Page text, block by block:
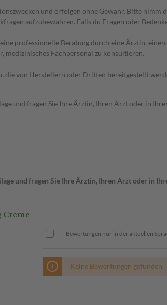
und erfolgen ohne Gewähr. Bitte
aufzubewahren. Falls du Fragen oder
professionelle Beratung durch eine Ärztin,
Fachpersonal zu konsultieren.
von Herstellern oder Dritten bereitgestellt
und fragen Sie Ihre Ärztin, Ihren Arzt oder in
und fragen Sie Ihre Ärztin, Ihren Arzt oder in
Bewertungen nur in der aktuellen
Keine Bewertungen